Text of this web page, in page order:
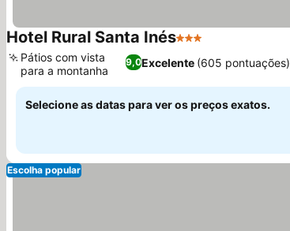
Hotel Rural Santa Inés3 Estrelas
9,0Excelente (605 pontuações)
Pátios com vista
para a montanha
Selecione as datas para ver os preços exatos.
Escolha popular